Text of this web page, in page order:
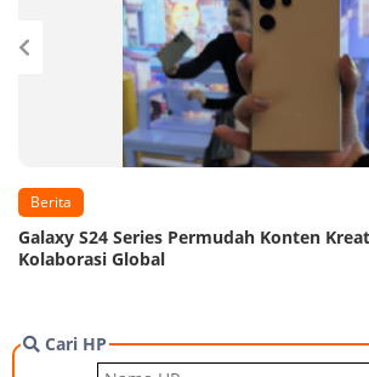
Berita
Galaxy S24 Series Permudah Konten
Kolaborasi Global
Cari HP